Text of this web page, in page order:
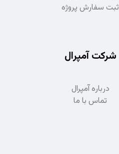
ثبت سفارش پروژه
شرکت آمپرال
درباره آمپرال
تماس با ما